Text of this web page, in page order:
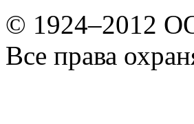
© 1924–2012
Все права